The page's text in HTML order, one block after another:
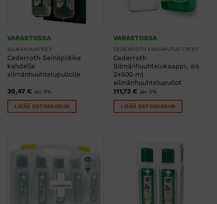
VARASTOSSA
SILMÄHUUHTEET
Cederroth Seinäpidike
kahdelle
silmänhuuhtelupullolle
30,47 € alv 0%
LISÄÄ OSTOSKORIIN
VARASTOSSA
CEDERROTH ENSIAPUTUOTTEET
Cederroth
Silmänhuuhtelukaappi, sis.
2×500 ml
silmänhuuhtelupullot
111,73 € alv 0%
LISÄÄ OSTOSKORIIN